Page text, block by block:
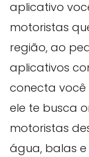
aplicativo
motoristas
região, ao
aplicativos
conecta você
ele te busca
motoristas
água, balas